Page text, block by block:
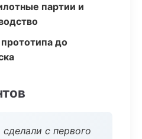
партии и
до
с первого